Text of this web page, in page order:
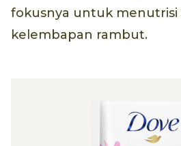
fokusnya untuk menutrisi
kelembapan rambut.